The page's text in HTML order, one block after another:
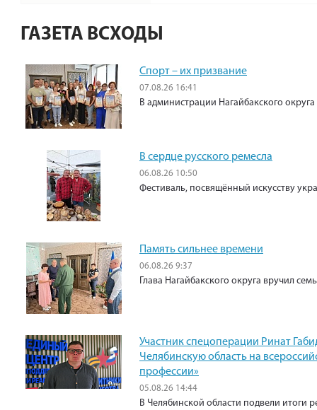
ГАЗЕТА ВСХОДЫ
Спорт – их призвание
07.08.26 16:41
В администрации Нагайбакского
В сердце русского ремесла
06.08.26 10:50
Фестиваль, посвящённый искусству
Память сильнее времени
06.08.26 9:37
Глава Нагайбакского округа вручил
Участник спецоперации Ринат
Челябинскую область на
профессии»
05.08.26 14:44
В Челябинской области подвели итоги